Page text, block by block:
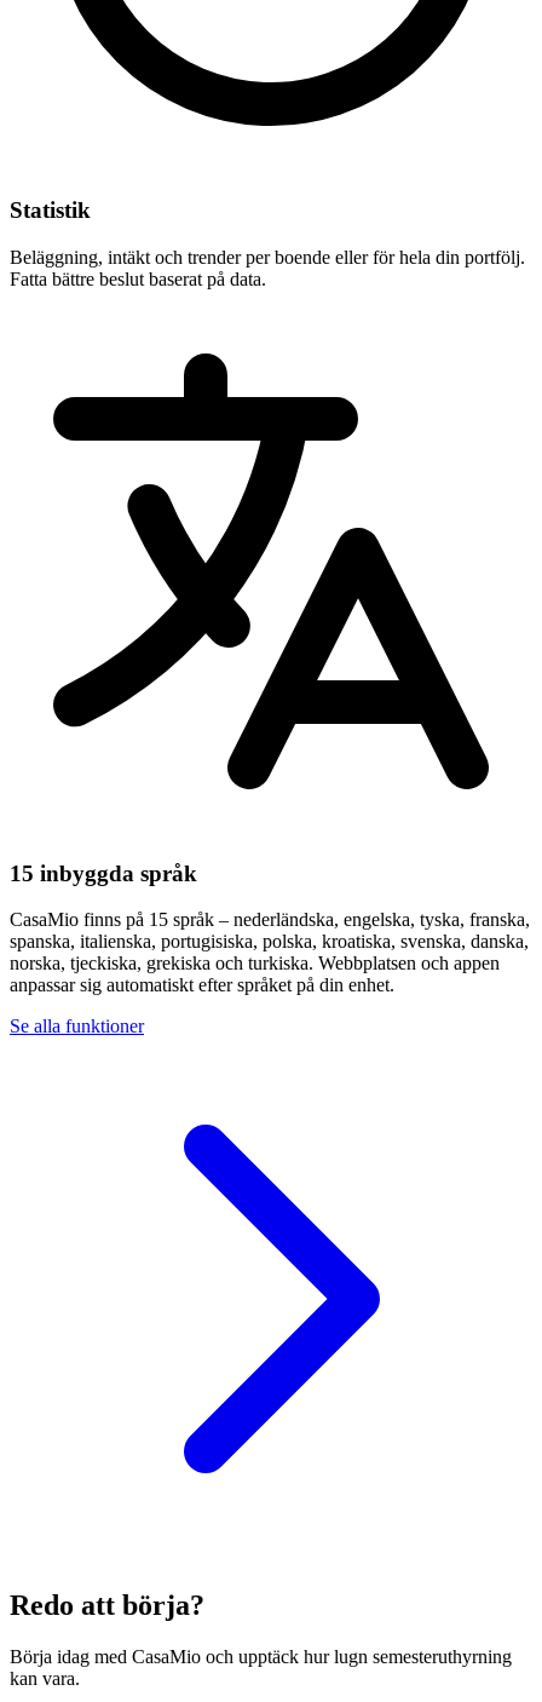
Statistik
Beläggning, intäkt och trender per boende eller för hela din portfölj.
Fatta bättre beslut baserat på data.
15 inbyggda språk
CasaMio finns på 15 språk – nederländska, engelska, tyska, franska,
spanska, italienska, portugisiska, polska, kroatiska, svenska, danska,
norska, tjeckiska, grekiska och turkiska. Webbplatsen och appen
anpassar sig automatiskt efter språket på din enhet.
Se alla funktioner
Redo att börja?
Börja idag med CasaMio och upptäck hur lugn semesteruthyrning
kan vara.